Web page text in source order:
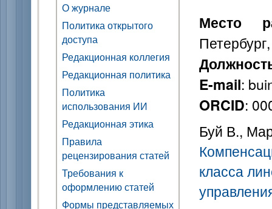
О журнале
Политика открытого
доступа
Редакционная коллегия
Редакционная политика
Политика
использования ИИ
Редакционная этика
Правила
рецензирования статей
Требования к
оформлению статей
Формы представляемых
Место
E-mail:
ORCID:
Буй В.,
класса